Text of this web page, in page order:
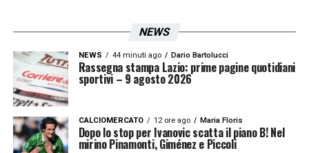
Accetto laPrivacy Policy
LA PLAYLIST DELLE NOSTRE TOP NEWS
NEWS
NEWS 44 minuti ago Dario Bartolucci
Rassegna stampa Lazio: prime pagine quotidiani
sportivi – 9 agosto 2026
CALCIOMERCATO 12 ore ago Maria Floris
Dopo lo stop per Ivanovic scatta il piano B! Nel
mirino Pinamonti, Giménez e Piccoli